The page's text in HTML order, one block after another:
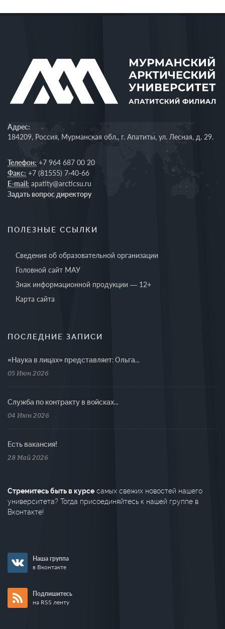
Адрес:
184209, Россия, Мурманская обл., г. Апатиты, ул. Лесная, д. 29.
Телефон: +7 964 687 00 20
Факс: +7 (81555) 7-40-66
E-mail: apatity@arcticsu.ru
Задать вопрос директору
ПОЛЕЗНЫЕ ССЫЛКИ
Сведения об образовательной организации
Головной сайт МАУ
Знак информационной продукции — 12+
Карта сайта
ПОСЛЕДНИЕ ЗАПИСИ
«Наука в лицах» представляет: Ольга...
05 Июн 2026
Cлужба по контракту в войсках...
04 Июн 2026
Есть вакансия!
28 Май 2026
Стремитесь быть в курсе самых свежих новостей нашего
университета? Тогда присоединяйтесь к нашей группе в
Вконтакте!
Наша группа
в Вконтакте
Подпишитесь
на RSS ленту